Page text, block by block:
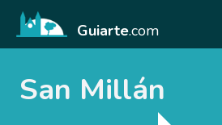
Guiarte.com
San Millán